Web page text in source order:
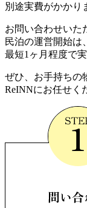
別途実費がかかり
お問い合わせいた
民泊の運営開始は、
最短1ヶ月程度で
ぜひ、お手持ちの
ReINNにお任せく